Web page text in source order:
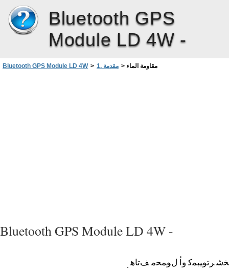
Bluetooth GPS
Module LD 4W -
Bluetooth GPS Module LD 4W > 1. مقدمة > مقاومة الماء
Bluetooth GPS Module LD 4W -
. ﺮﺗﻮﻴﺒﻤﻛ ﻭﺃ ﻝﻮﻤﺤﻣ ﻒﺗﺎﻫ